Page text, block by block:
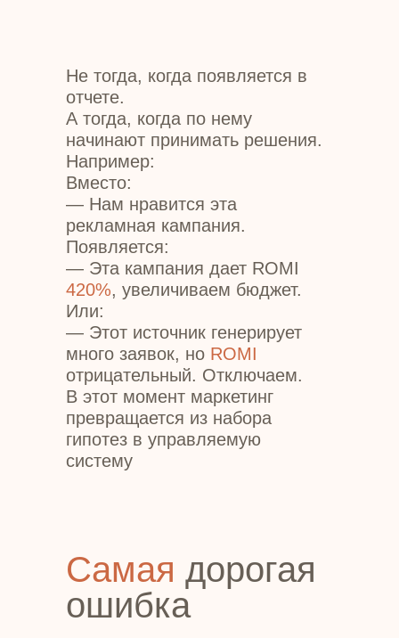
Не тогда, когда появляется в
отчете.
А тогда, когда по нему
начинают принимать решения.
Например:
Вместо:
— Нам нравится эта
рекламная кампания.
Появляется:
— Эта кампания дает ROMI
420%, увеличиваем бюджет.
Или:
— Этот источник генерирует
много заявок, но ROMI
отрицательный. Отключаем.
В этот момент маркетинг
превращается из набора
гипотез в управляемую
систему
Самая дорогая
ошибка